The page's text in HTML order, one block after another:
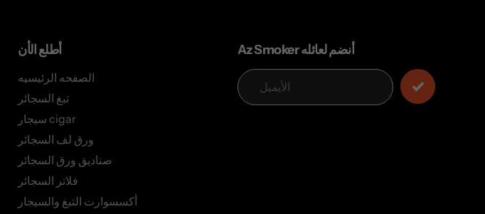
أطلع الأن
الصفحه الرئيسيه
تبغ السجائر
سيجار cigar
ورق لف السجائر
صناديق ورق السجائر
فلاتر السجائر
أكسسوارت التبغ والسيجار
Az Smoker أنضم لعائله